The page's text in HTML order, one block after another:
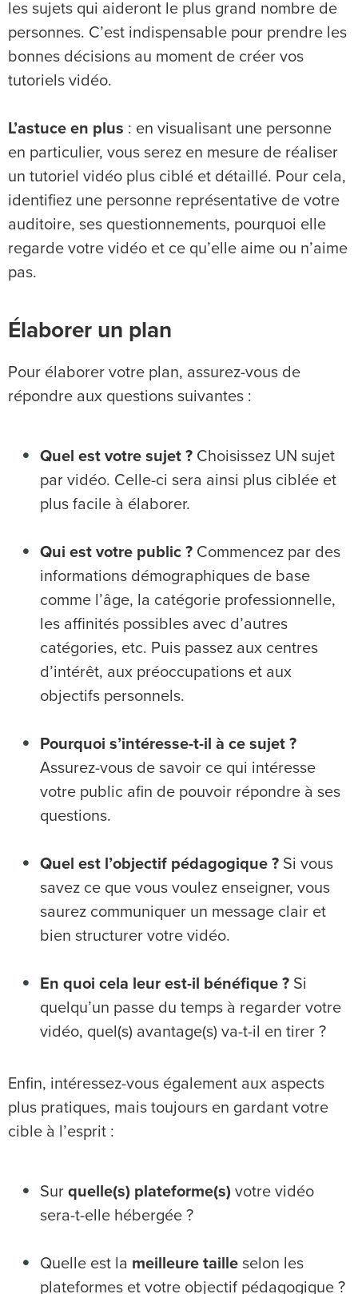
les sujets qui aideront le plus grand nombre de
personnes. C’est indispensable pour prendre les
bonnes décisions au moment de créer vos
tutoriels vidéo.
L’astuce en plus : en visualisant une personne
en particulier, vous serez en mesure de réaliser
un tutoriel vidéo plus ciblé et détaillé. Pour cela,
identifiez une personne représentative de votre
auditoire, ses questionnements, pourquoi elle
regarde votre vidéo et ce qu’elle aime ou n’aime
pas.
Élaborer un plan
Pour élaborer votre plan, assurez-vous de
répondre aux questions suivantes :
Quel est votre sujet ? Choisissez UN sujet
par vidéo. Celle-ci sera ainsi plus ciblée et
plus facile à élaborer.
Qui est votre public ? Commencez par des
informations démographiques de base
comme l’âge, la catégorie professionnelle,
les affinités possibles avec d’autres
catégories, etc. Puis passez aux centres
d’intérêt, aux préoccupations et aux
objectifs personnels.
Pourquoi s’intéresse-t-il à ce sujet ?
Assurez-vous de savoir ce qui intéresse
votre public afin de pouvoir répondre à ses
questions.
Quel est l’objectif pédagogique ? Si vous
savez ce que vous voulez enseigner, vous
saurez communiquer un message clair et
bien structurer votre vidéo.
En quoi cela leur est-il bénéfique ? Si
quelqu’un passe du temps à regarder votre
vidéo, quel(s) avantage(s) va-t-il en tirer ?
Enfin, intéressez-vous également aux aspects
plus pratiques, mais toujours en gardant votre
cible à l’esprit :
Sur quelle(s) plateforme(s) votre vidéo
sera-t-elle hébergée ?
Quelle est la meilleure taille selon les
plateformes et votre objectif pédagogique ?